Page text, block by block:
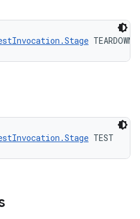
TEARDOWN
TEST